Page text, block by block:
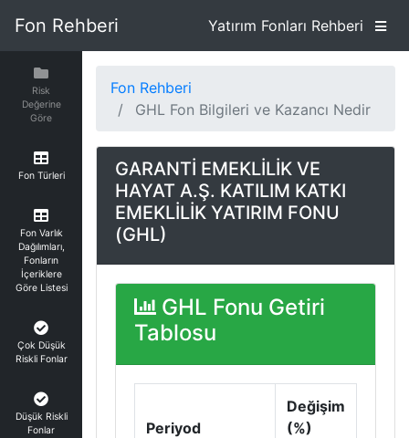
Fon Rehberi Yatırım Fonları Rehberi
Risk
Değerine
Göre
Fon Türleri
Fon Varlık
Dağılımları,
Fonların
İçeriklere
Göre Listesi
Çok Düşük
Riskli Fonlar
Düşük Riskli
Fonlar
Fon Rehberi
GHL Fon Bilgileri ve Kazancı Nedir
GARANTİ EMEKLİLİK VE
HAYAT A.Ş. KATILIM KATKI
EMEKLİLİK YATIRIM FONU
(GHL)
GHL Fonu Getiri
Tablosu
Periyod
Değişim
(%)